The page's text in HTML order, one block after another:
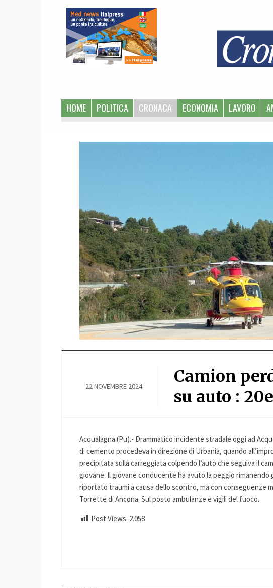
HOME POLITICA CRONACA ECONOMIA LAVORO
22 NOVEMBRE 2024
Camion
su auto :
Acqualagna (Pu).- Drammatico incidente stradale oggi ad
di cemento procedeva in direzione di Urbania, quando
precipitata sulla carreggiata colpendo l’auto che seguiva il
giovane. Il giovane conducente ha avuto la peggio
riportato traumi a causa dello scontro, ma con conseguenze
Torrette di Ancona. Sul posto ambulanze e vigili del fuoco.
Post Views: 2.058